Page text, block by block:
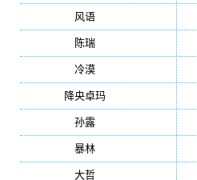
风语
陈瑞
冷漠
降央卓玛
孙露
暴林
大哲